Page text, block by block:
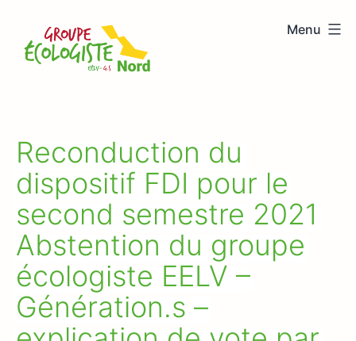
contenu
Groupe
Menu
Reconduction du
dispositif FDI pour le
second semestre 2021
Abstention du groupe
écologiste EELV –
Génération.s –